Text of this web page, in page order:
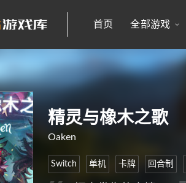
首页 全部游戏
精灵与橡木之歌
Oaken
Switch 单机 卡牌 回合制